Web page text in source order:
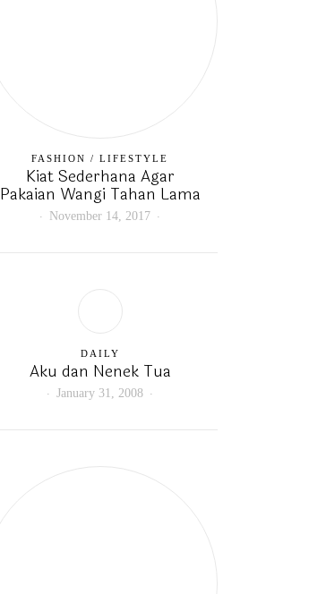
FASHION /LIFESTYLE
Kiat Sederhana Agar
Pakaian Wangi Tahan Lama
November 14, 2017
DAILY
Aku dan Nenek Tua
January 31, 2008